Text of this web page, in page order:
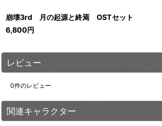
崩壊3rd 月の起源と終焉 OSTセット
6,800円
レビュー
0件のレビュー
関連キャラクター